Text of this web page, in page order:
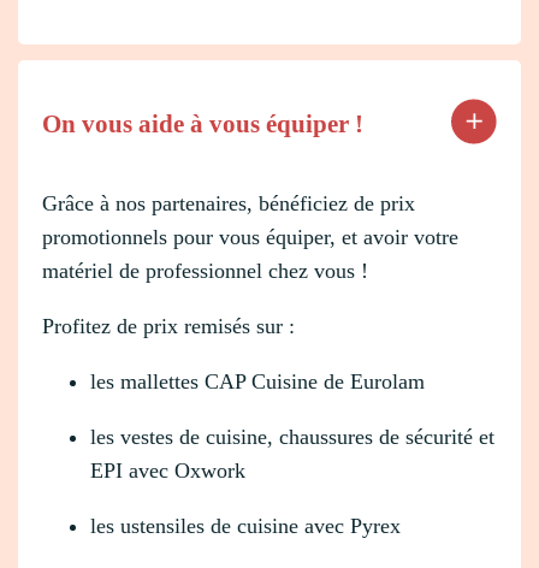
On vous aide à vous équiper !
Grâce à nos partenaires, bénéficiez de prix
promotionnels pour vous équiper, et avoir votre
matériel de professionnel chez vous !
Profitez de prix remisés sur :
les mallettes CAP Cuisine de Eurolam
les vestes de cuisine, chaussures de sécurité et
EPI avec Oxwork
les ustensiles de cuisine avec Pyrex